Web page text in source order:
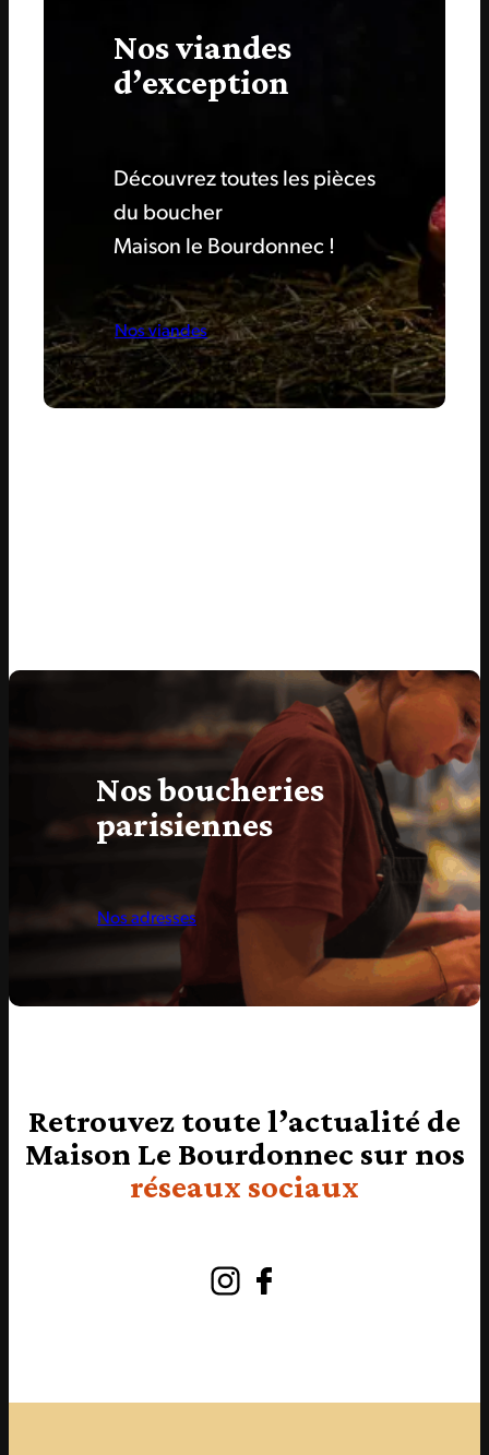
Nos viandes
d’exception
Découvrez toutes les pièces
du boucher
Maison le Bourdonnec !
Nos viandes
Nos boucheries
parisiennes
Nos adresses
Retrouvez toute l’actualité de
Maison Le Bourdonnec sur nos
réseaux sociaux
Instagram